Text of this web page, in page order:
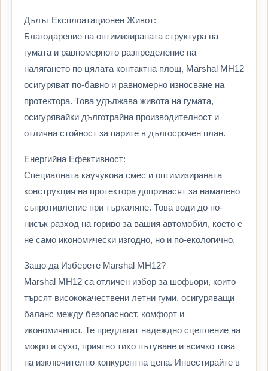
Дълъг Експлоатационен Живот:
Благодарение на оптимизираната структура на
гумата и равномерното разпределение на
налягането по цялата контактна площ, Marshal MH12
осигуряват по-бавно и равномерно износване на
протектора. Това удължава живота на гумата,
осигурявайки дълготрайна производителност и
отлична стойност за парите в дългосрочен план.
Енергийна Ефективност:
Специалната каучукова смес и оптимизираната
конструкция на протектора допринасят за намалено
съпротивление при търкаляне. Това води до по-
нисък разход на гориво за вашия автомобил, което е
не само икономически изгодно, но и по-екологично.
Защо да Изберете Marshal MH12?
Marshal MH12 са отличен избор за шофьори, които
търсят висококачествени летни гуми, осигуряващи
баланс между безопасност, комфорт и
икономичност. Те предлагат надеждно сцепление на
мокро и сухо, приятно тихо пътуване и всичко това
на изключително конкурентна цена. Инвестирайте в